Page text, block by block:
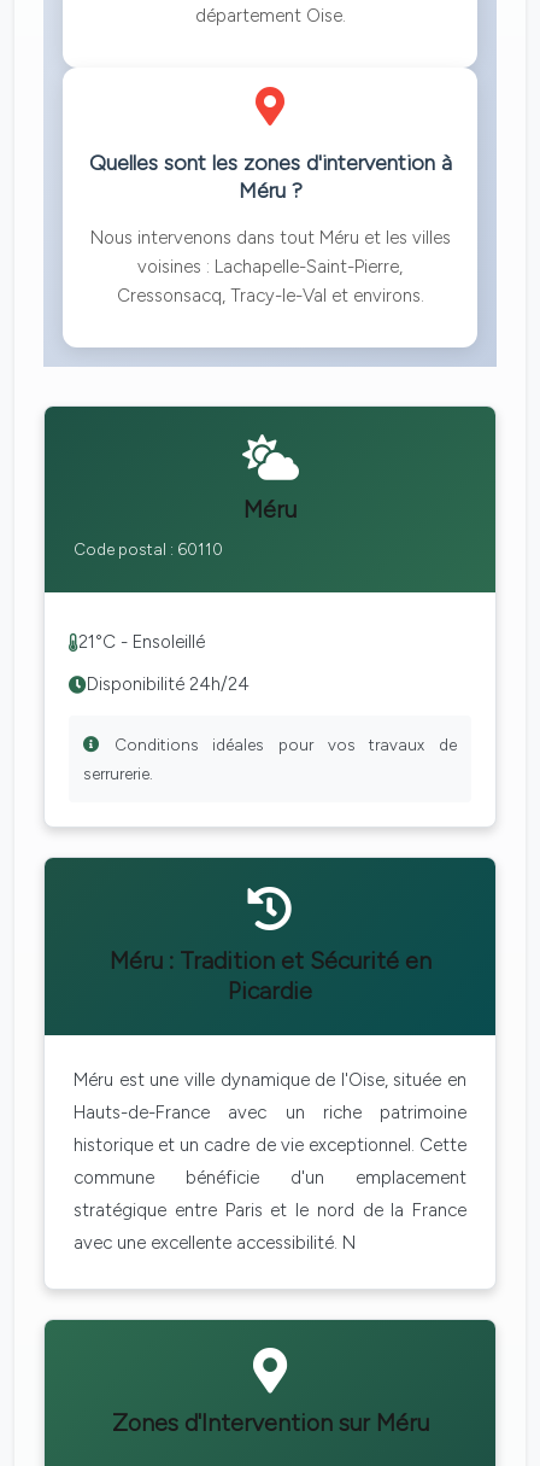
département Oise.
Quelles sont les zones d'intervention à
Méru ?
Nous intervenons dans tout Méru et les villes
voisines : Lachapelle-Saint-Pierre,
Cressonsacq, Tracy-le-Val et environs.
Méru
Code postal : 60110
21°C - Ensoleillé
Disponibilité 24h/24
Conditions idéales pour vos travaux de
serrurerie.
Méru : Tradition et Sécurité en
Picardie
Méru est une ville dynamique de l'Oise, située en
Hauts-de-France avec un riche patrimoine
historique et un cadre de vie exceptionnel. Cette
commune bénéficie d'un emplacement
stratégique entre Paris et le nord de la France
avec une excellente accessibilité. N
Zones d'Intervention sur Méru